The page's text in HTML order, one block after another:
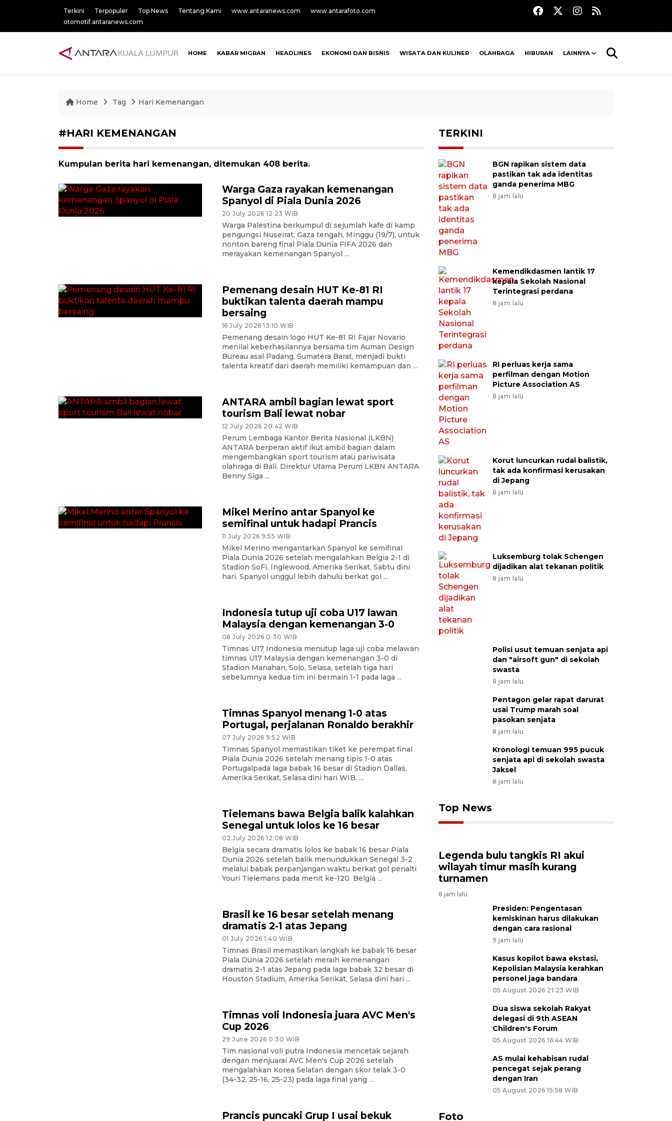
Terkini Terpopuler Top News Tentang Kami www.antaranews.com
www.antarafoto.com
otomotif.antaranews.com
HOME KABAR MIGRAN HEADLINES EKONOMI DAN BISNIS WISATA DAN KULINER OLAHRAGA HIBURAN LAINNYA
Home Tag Hari Kemenangan
#HARI KEMENANGAN
Kumpulan berita hari kemenangan, ditemukan 408 berita.
Warga Gaza rayakan kemenangan
Spanyol di Piala Dunia 2026
20 July 2026 12:23 WIB
Warga Palestina berkumpul di sejumlah kafe di kamp
pengungsi Nuseirat, Gaza tengah, Minggu (19/7), untuk
nonton bareng final Piala Dunia FIFA 2026 dan
merayakan kemenangan Spanyol ...
Pemenang desain HUT Ke-81 RI
buktikan talenta daerah mampu
bersaing
16 July 2026 13:10 WIB
Pemenang desain logo HUT Ke-81 RI Fajar Novario
menilai keberhasilannya bersama tim Auman Design
Bureau asal Padang, Sumatera Barat, menjadi bukti
talenta kreatif dari daerah memiliki kemampuan dan ...
ANTARA ambil bagian lewat sport
tourism Bali lewat nobar
12 July 2026 20:42 WIB
Perum Lembaga Kantor Berita Nasional (LKBN)
ANTARA berperan aktif ikut ambil bagian dalam
mengembangkan sport tourism atau pariwisata
olahraga di Bali. Direktur Utama Perum LKBN ANTARA
Benny Siga ...
Mikel Merino antar Spanyol ke
semifinal untuk hadapi Prancis
11 July 2026 9:55 WIB
Mikel Merino mengantarkan Spanyol ke semifinal
Piala Dunia 2026 setelah mengalahkan Belgia 2-1 di
Stadion SoFi, Inglewood, Amerika Serikat, Sabtu dini
hari. Spanyol unggul lebih dahulu berkat gol ...
Indonesia tutup uji coba U17 lawan
Malaysia dengan kemenangan 3-0
08 July 2026 0:30 WIB
Timnas U17 Indonesia menutup laga uji coba melawan
timnas U17 Malaysia dengan kemenangan 3-0 di
Stadion Manahan, Solo, Selasa, setelah tiga hari
sebelumnya kedua tim ini bermain 1-1 pada laga ...
Timnas Spanyol menang 1-0 atas
Portugal, perjalanan Ronaldo berakhir
07 July 2026 9:52 WIB
Timnas Spanyol memastikan tiket ke perempat final
Piala Dunia 2026 setelah menang tipis 1-0 atas
Portugalpada laga babak 16 besar di Stadion Dallas,
Amerika Serikat, Selasa dini hari WIB. ...
Tielemans bawa Belgia balik kalahkan
Senegal untuk lolos ke 16 besar
02 July 2026 12:08 WIB
Belgia secara dramatis lolos ke babak 16 besar Piala
Dunia 2026 setelah balik menundukkan Senegal 3-2
melalui babak perpanjangan waktu berkat gol penalti
Youri Tielemans pada menit ke-120. Belgia ...
Brasil ke 16 besar setelah menang
dramatis 2-1 atas Jepang
01 July 2026 1:40 WIB
Timnas Brasil memastikan langkah ke babak 16 besar
Piala Dunia 2026 setelah meraih kemenangan
dramatis 2-1 atas Jepang pada laga babak 32 besar di
Houston Stadium, Amerika Serikat, Selasa dini hari ...
Timnas voli Indonesia juara AVC Men's
Cup 2026
29 June 2026 0:30 WIB
Tim nasional voli putra Indonesia mencetak sejarah
dengan menjuarai AVC Men's Cup 2026 setelah
mengalahkan Korea Selatan dengan skor telak 3-0
(34-32, 25-16, 25-23) pada laga final yang ...
Prancis puncaki Grup I usai bekuk
TERKINI
BGN rapikan sistem data
pastikan tak ada identitas
ganda penerima MBG
8 jam lalu
Kemendikdasmen lantik 17
kepala Sekolah Nasional
Terintegrasi perdana
8 jam lalu
RI perluas kerja sama
perfilman dengan Motion
Picture Association AS
8 jam lalu
Korut luncurkan rudal balistik,
tak ada konfirmasi kerusakan
di Jepang
8 jam lalu
Luksemburg tolak Schengen
dijadikan alat tekanan politik
8 jam lalu
Polisi usut temuan senjata api
dan "airsoft gun" di sekolah
swasta
8 jam lalu
Pentagon gelar rapat darurat
usai Trump marah soal
pasokan senjata
8 jam lalu
Kronologi temuan 995 pucuk
senjata api di sekolah swasta
Jaksel
8 jam lalu
Top News
Legenda bulu tangkis RI akui
wilayah timur masih kurang
turnamen
8 jam lalu
Presiden: Pengentasan
kemiskinan harus dilakukan
dengan cara rasional
9 jam lalu
Kasus kopilot bawa ekstasi,
Kepolisian Malaysia kerahkan
personel jaga bandara
05 August 2026 21:23 WIB
Dua siswa sekolah Rakyat
delegasi di 9th ASEAN
Children's Forum
05 August 2026 16:44 WIB
AS mulai kehabisan rudal
pencegat sejak perang
dengan Iran
05 August 2026 15:58 WIB
Foto
Tarawih di Malaysia
Malaysia